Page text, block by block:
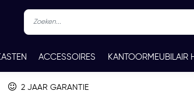
ACCESSOIRES KANTOORMEUBILAIR
CONTACT
2 JAAR GARANTIE